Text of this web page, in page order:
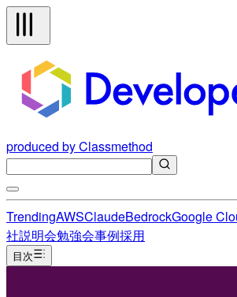
produced by Classmethod
TrendingAWSClaudeBedrockGoogle
社説明会勉強会事例採用
目次